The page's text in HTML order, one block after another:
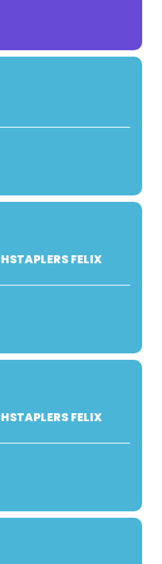
FELIX
FELIX